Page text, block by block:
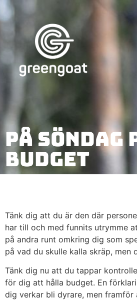
På
budget
Tänk dig att du är den där
har till och med funnits utrymme
på andra runt omkring dig som
på vad du skulle kalla skräp, men
Tänk dig nu att du tappar
för dig att hålla budget. En
dig verkar bli dyrare, men